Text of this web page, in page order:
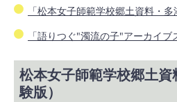
「松本女子師範学校郷土資料・多
「語りつぐ"濁流の子"アーカイブ
松本女子師範学校郷土
験版）